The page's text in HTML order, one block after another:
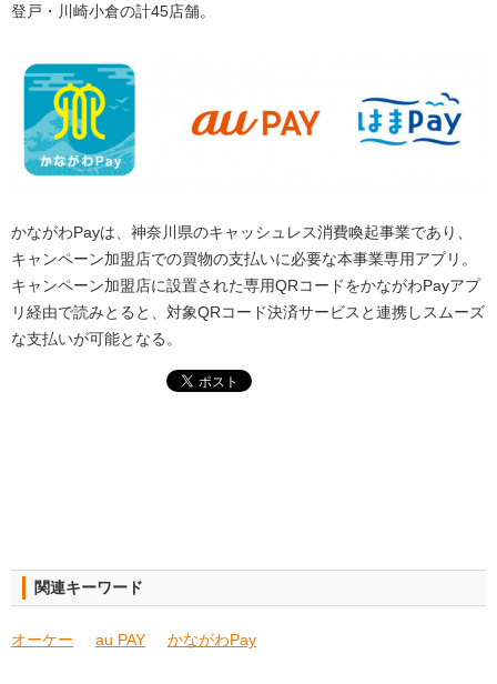
登戸・川崎小倉の計45店舗。
かながわPayは、神奈川県のキャッシュレス消費喚起事業であり、
キャンペーン加盟店での買物の支払いに必要な本事業専用アプリ。
キャンペーン加盟店に設置された専用QRコードをかながわPayアプ
リ経由で読みとると、対象QRコード決済サービスと連携しスムーズ
な支払いが可能となる。
関連キーワード
オーケー au PAY かながわPay